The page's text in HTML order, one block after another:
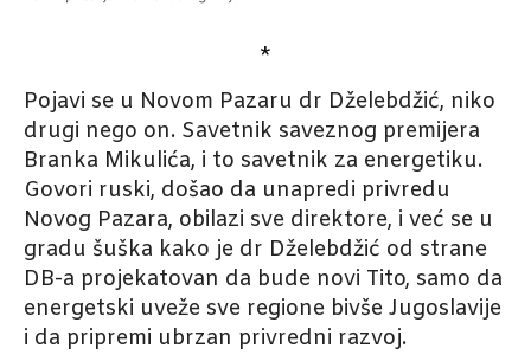
*
Pojavi se u Novom Pazaru dr Dželebdžić, niko
drugi nego on. Savetnik saveznog premijera
Branka Mikulića, i to savetnik za energetiku.
Govori ruski, došao da unapredi privredu
Novog Pazara, obilazi sve direktore, i već se u
gradu šuška kako je dr Dželebdžić od strane
DB-a projekatovan da bude novi Tito, samo da
energetski uveže sve regione bivše Jugoslavije
i da pripremi ubrzan privredni razvoj.